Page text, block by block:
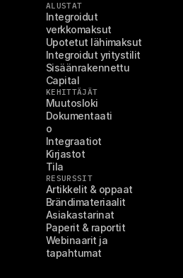
ALUSTAT
Integroidut
verkkomaksut
Upotetut lähimaksut
Integroidut yritystilit
Sisäänrakennettu
Capital
KEHITTÄJÄT
Muutosloki
Dokumentaati
o
Integraatiot
Kirjastot
Tila
RESURSSIT
Artikkelit & oppaat
Brändimateriaalit
Asiakastarinat
Paperit & raportit
Webinaarit ja
tapahtumat